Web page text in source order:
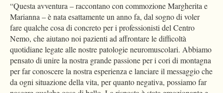
“Questa avventura – raccontano con commozione Margherita e
Marianna – è nata esattamente un anno fa, dal sogno di voler
fare qualche cosa di concreto per i professionisti del Centro
Nemo, che aiutano noi pazienti ad affrontare le difficoltà
quotidiane legate alle nostre patologie neuromuscolari. Abbiamo
pensato di unire la nostra grande passione per i cori di montagna
per far conoscere la nostra esperienza e lanciare il messaggio che
da ogni situazione della vita, per quanto negativa, possiamo far